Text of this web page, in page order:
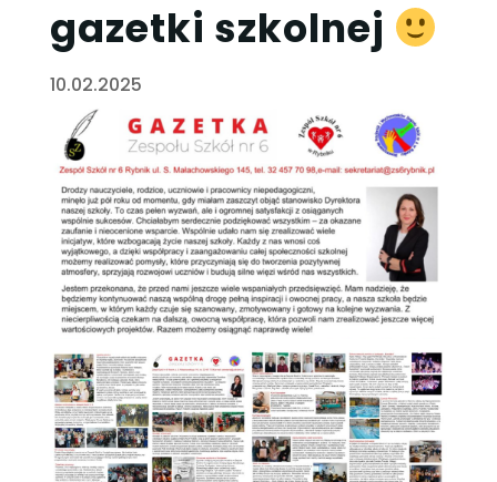
gazetki szkolnej
10.02.2025